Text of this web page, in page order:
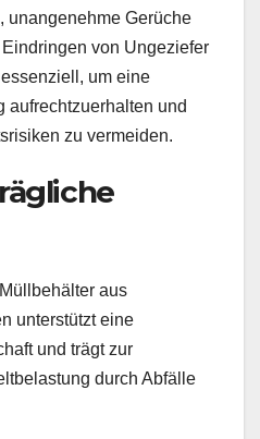
unangenehme Gerüche
von Ungeziefer
um eine
aufrechtzuerhalten und
zu vermeiden.
aus
unterstützt eine
und trägt zur
durch Abfälle